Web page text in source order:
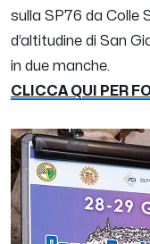
sulla SP76 da Colle
d’altitudine di San
in due manche.
CLICCA QUI PER